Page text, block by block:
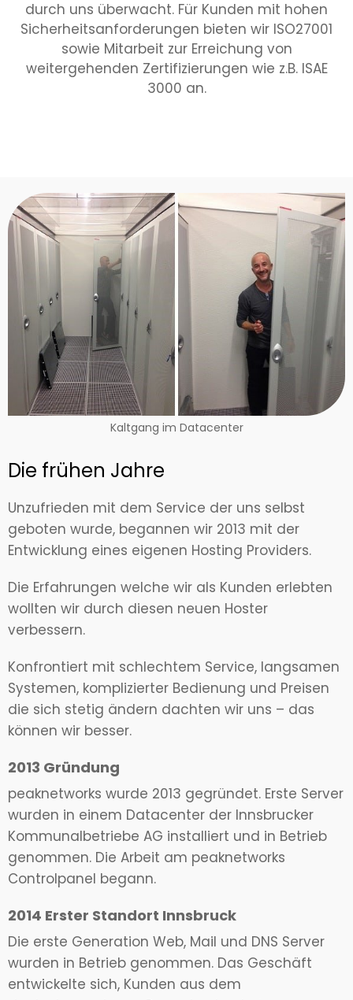
durch uns überwacht. Für Kunden mit hohen
Sicherheitsanforderungen bieten wir ISO27001
sowie Mitarbeit zur Erreichung von
weitergehenden Zertifizierungen wie z.B. ISAE
3000 an.
Kaltgang im Datacenter
Die frühen Jahre
Unzufrieden mit dem Service der uns selbst
geboten wurde, begannen wir 2013 mit der
Entwicklung eines eigenen Hosting Providers.
Die Erfahrungen welche wir als Kunden erlebten
wollten wir durch diesen neuen Hoster
verbessern.
Konfrontiert mit schlechtem Service, langsamen
Systemen, komplizierter Bedienung und Preisen
die sich stetig ändern dachten wir uns – das
können wir besser.
2013 Gründung
peaknetworks wurde 2013 gegründet. Erste Server
wurden in einem Datacenter der Innsbrucker
Kommunalbetriebe AG installiert und in Betrieb
genommen. Die Arbeit am peaknetworks
Controlpanel begann.
2014 Erster Standort Innsbruck
Die erste Generation Web, Mail und DNS Server
wurden in Betrieb genommen. Das Geschäft
entwickelte sich, Kunden aus dem